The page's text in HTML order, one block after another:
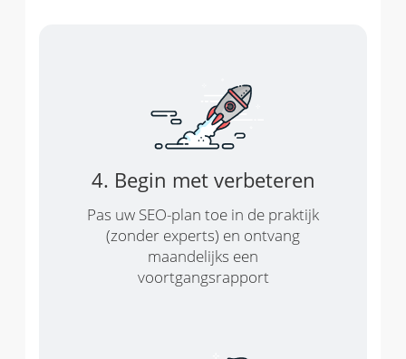
4. Begin met verbeteren
Pas uw SEO-plan toe in de praktijk
(zonder experts) en ontvang
maandelijks een
voortgangsrapport